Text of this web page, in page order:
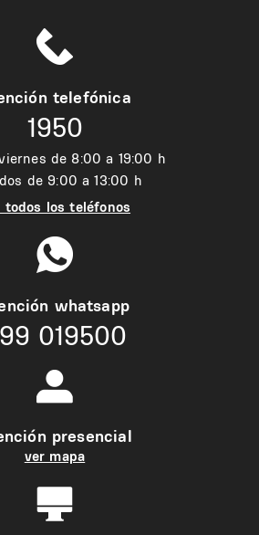
telefónica
1950
de 8:00 a 19:00 h
de 9:00 a 13:00 h
todos los teléfonos
whatsapp
019500
presencial
ver mapa